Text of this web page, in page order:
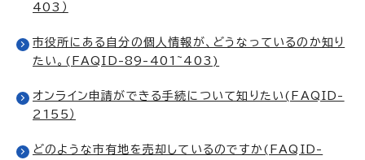
403）
市役所にある自分の個人情報が、どうなっているのか知り
たい。(FAQID-89-401~403)
オンライン申請ができる手続について知りたい(FAQID-
2155）
どのような市有地を売却しているのですか(FAQID-